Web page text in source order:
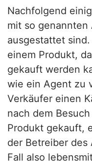
Nachfolgend
mit so
ausgestattet
einem Produkt,
gekauft werden
wie ein Agent zu
Verkäufer einen
nach dem
Produkt gekauft,
der Betreiber
Fall also